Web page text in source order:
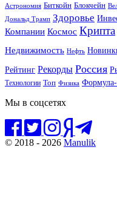
Астрономия Биткойн Блокчейн
Дональд Трамп Здоровье
Компании Космос Крипта
Недвижимость Нефть
Рейтинг Рекорды Россия
Технологии Топ Физика
Мы в соцсетях
© 2018 - 2026 Manulik